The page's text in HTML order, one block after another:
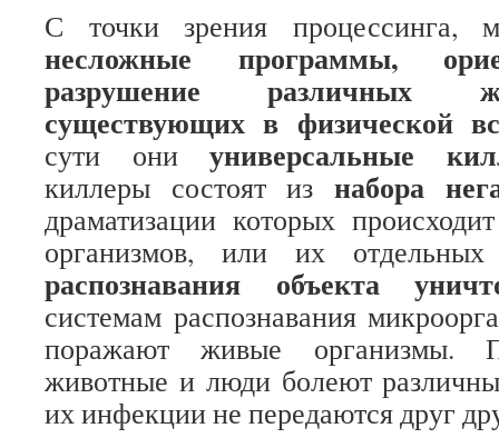
С точки зрения процессинга,
несложные программы,
разрушение различных
существующих в физической
сути они универсальные
киллеры состоят из набора
драматизации которых
организмов, или их
распознавания объекта
системам распознавания
поражают живые организмы.
животные и люди болеют
их инфекции не передаются друг